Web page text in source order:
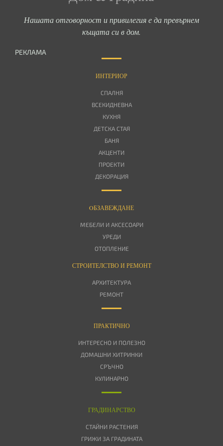
Нашата отговорност и привилегия е да превърнем
къщата си в дом.
РЕКЛАМА
ИНТЕРИОР
СПАЛНЯ
ВСЕКИДНЕВНА
КУХНЯ
ДЕТСКА СТАЯ
БАНЯ
АКЦЕНТИ
ПРОЕКТИ
ДЕКОРАЦИЯ
OБЗАВЕЖДАНЕ
МЕБЕЛИ И АКСЕСОАРИ
УРЕДИ
ОТОПЛЕНИЕ
СТРОИТЕЛСТВО И РЕМОНТ
АРХИТЕКТУРА
РЕМОНТ
ПРАКТИЧНО
ИНТЕРЕСНО И ПОЛЕЗНО
ДОМАШНИ ХИТРИНКИ
СРЪЧНО
КУЛИНАРНО
ГРАДИНАРСТВО
СТАЙНИ РАСТЕНИЯ
ГРИЖИ ЗА ГРАДИНАТА